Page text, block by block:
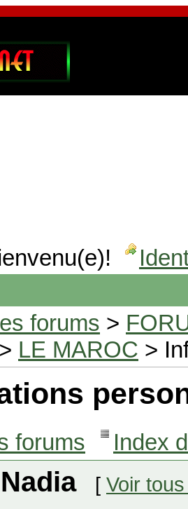
forums >
> LE MAROC >
forums Index
[ Voir